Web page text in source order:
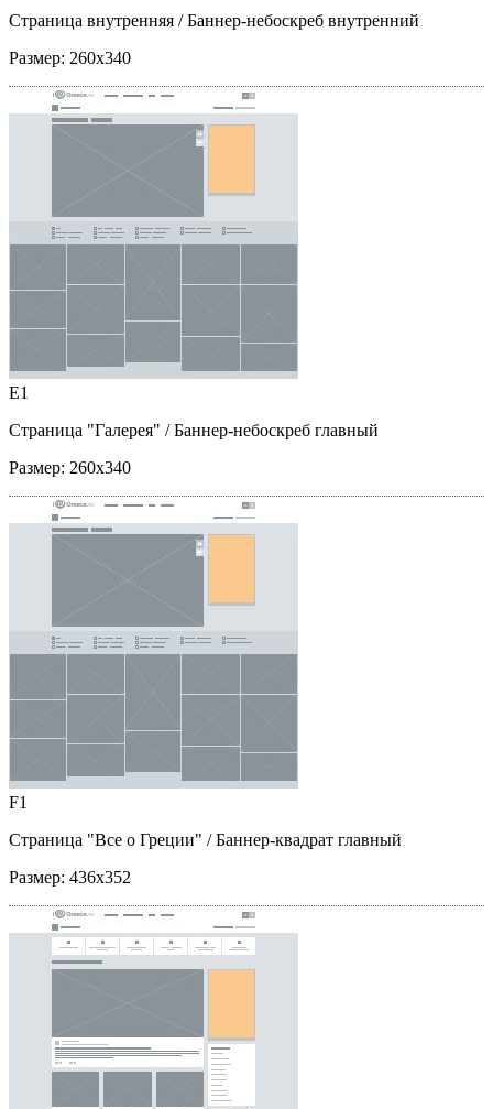
Страница внутренняя / Баннер-небоскреб внутренний
Размер: 260x340
E1
Страница "Галерея" / Баннер-небоскреб главный
Размер: 260x340
F1
Страница "Все о Греции" / Баннер-квадрат главный
Размер: 436x352